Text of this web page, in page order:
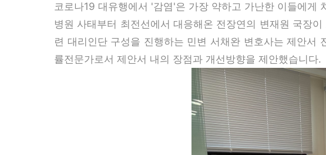
코로나19 대유행에서 '감염'은 가장 약하고 가난한 이들에게
병원 사태부터 최전선에서 대응해온 전장연의 변재원 국장
련 대리인단 구성을 진행하는 민변 서채완 변호사는 제안서
률전문가로서 제안서 내의 장점과 개선방향을 제안했습니다.